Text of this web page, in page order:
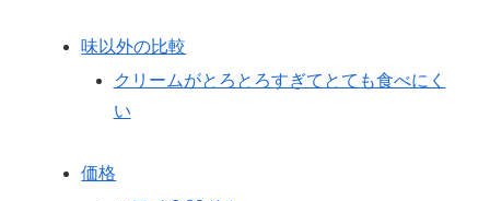
味以外の比較
クリームがとろとろすぎてとても食べにく
い
価格